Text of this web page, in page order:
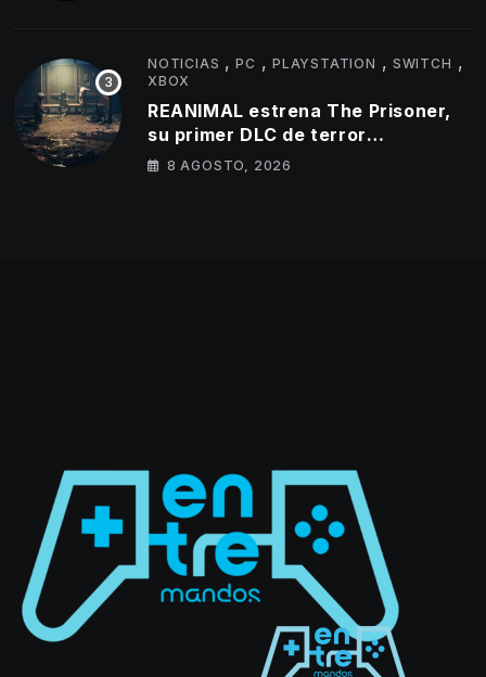
NOTICIAS ,PC ,PLAYSTATION , SWITCH ,
XBOX
REANIMAL estrena The Prisoner,
su primer DLC de terror
cooperativo
8 AGOSTO, 2026